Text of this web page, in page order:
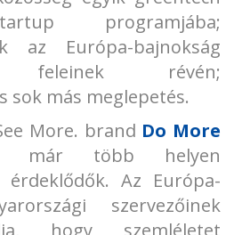
programjába;
az Európa-bajnokság
feleinek révén;
sok más meglepetés.
More. brand Do More
már több helyen
Az Európa-
szervezőinek
hogy szemléletet